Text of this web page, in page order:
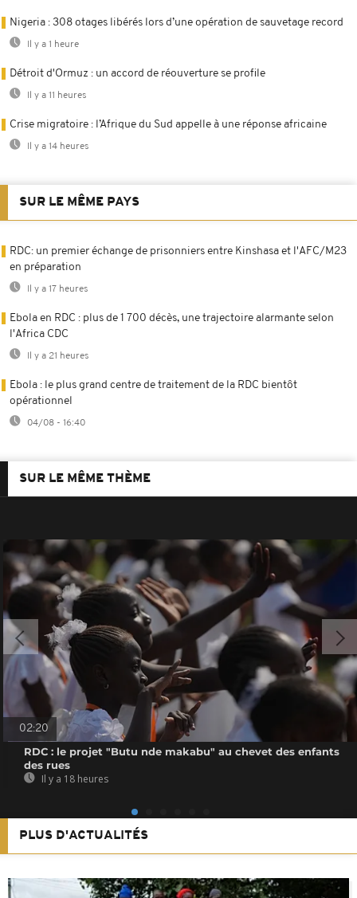
Nigeria : 308 otages libérés lors d’une opération de sauvetage record
Il y a 1 heure
Détroit d'Ormuz : un accord de réouverture se profile
Il y a 11 heures
Crise migratoire : l’Afrique du Sud appelle à une réponse africaine
Il y a 14 heures
SUR LE MÊME PAYS
RDC: un premier échange de prisonniers entre Kinshasa et l'AFC/M23
en préparation
Il y a 17 heures
Ebola en RDC : plus de 1 700 décès, une trajectoire alarmante selon
l'Africa CDC
Il y a 21 heures
Ebola : le plus grand centre de traitement de la RDC bientôt
opérationnel
04/08 - 16:40
SUR LE MÊME THÈME
02:20
RDC : le projet "Butu nde makabu" au chevet des enfants
des rues
Il y a 18 heures
PLUS D'ACTUALITÉS